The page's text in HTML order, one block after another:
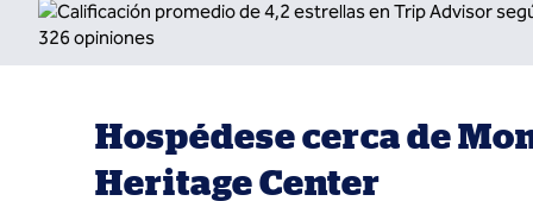
Hospédese cerca de
Heritage Center